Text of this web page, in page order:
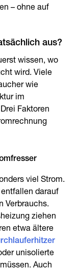
– ohne auf
wissen, wo
wird. Viele
wie
im
Faktoren
viel Strom.
darauf
Verbrauchs.
ziehen
etwa ältere
unisolierte
Auch